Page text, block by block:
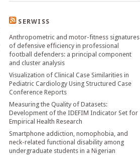
SERWISS
Anthropometric and motor-fitness signatures
of defensive efficiency in professional
football defenders: a principal component
and cluster analysis
Visualization of Clinical Case Similarities in
Pediatric Cardiology Using Structured Case
Conference Reports
Measuring the Quality of Datasets:
Development of the IDEFIM Indicator Set for
Empirical Health Research
Smartphone addiction, nomophobia, and
neck-related functional disability among
undergraduate students in a Nigerian